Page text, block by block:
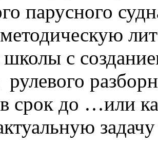
парусного
школы с
срок до …или